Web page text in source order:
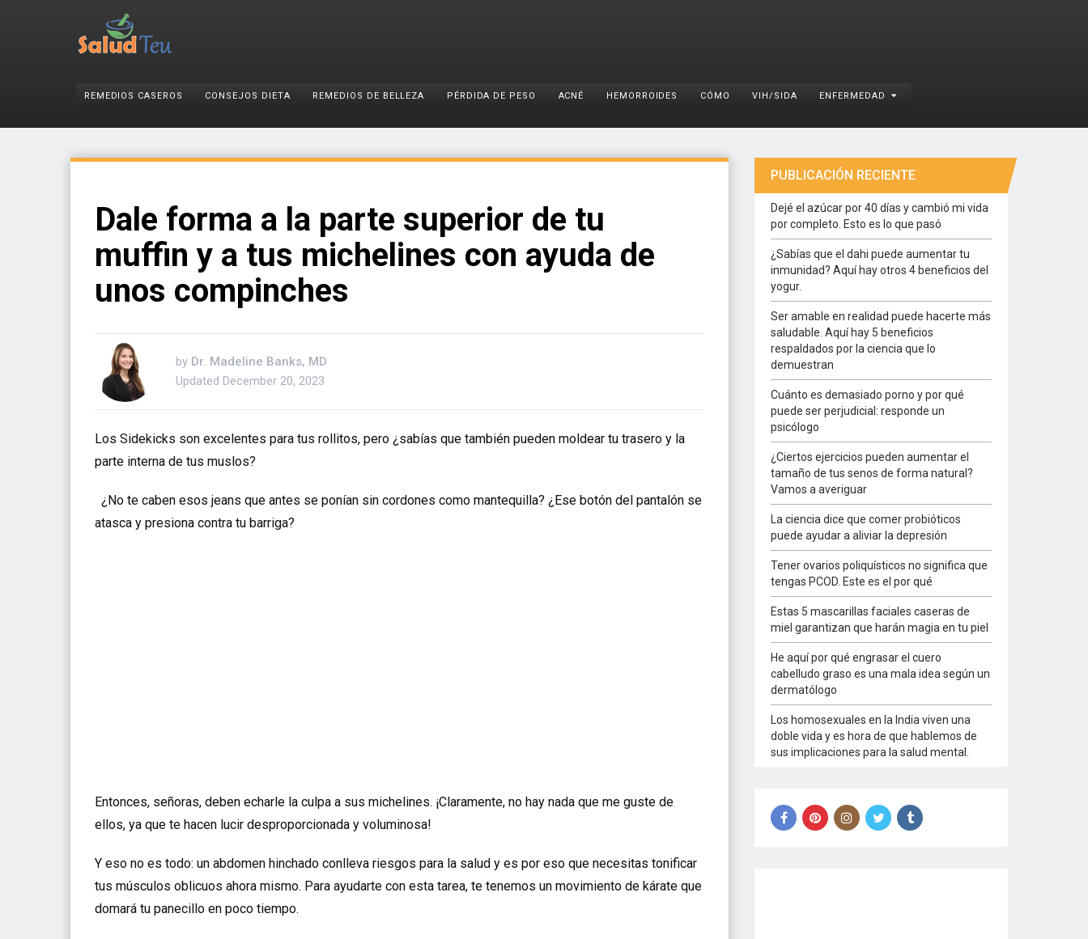
REMEDIOS CASEROS CONSEJOS DIETA REMEDIOS DE BELLEZA PÉRDIDA DE PESO ACNÉ HEMORROIDES CÓMO VIH/SIDA ENFERMEDAD
Dale forma a la parte superior de tu
muffin y a tus michelines con ayuda de
unos compinches
by Dr. Madeline Banks, MD
Updated December 20, 2023
Los Sidekicks son excelentes para tus rollitos, pero ¿sabías que también pueden moldear tu trasero y la
parte interna de tus muslos?
¿No te caben esos jeans que antes se ponían sin cordones como mantequilla? ¿Ese botón del pantalón se
atasca y presiona contra tu barriga?
Entonces, señoras, deben echarle la culpa a sus michelines. ¡Claramente, no hay nada que me guste de
ellos, ya que te hacen lucir desproporcionada y voluminosa!
Y eso no es todo: un abdomen hinchado conlleva riesgos para la salud y es por eso que necesitas tonificar
tus músculos oblicuos ahora mismo. Para ayudarte con esta tarea, te tenemos un movimiento de kárate que
domará tu panecillo en poco tiempo.
PUBLICACIÓN RECIENTE
Dejé el azúcar por 40 días y cambió mi vida
por completo. Esto es lo que pasó
¿Sabías que el dahi puede aumentar tu
inmunidad? Aquí hay otros 4 beneficios del
yogur.
Ser amable en realidad puede hacerte más
saludable. Aquí hay 5 beneficios
respaldados por la ciencia que lo
demuestran
Cuánto es demasiado porno y por qué
puede ser perjudicial: responde un
psicólogo
¿Ciertos ejercicios pueden aumentar el
tamaño de tus senos de forma natural?
Vamos a averiguar
La ciencia dice que comer probióticos
puede ayudar a aliviar la depresión
Tener ovarios poliquísticos no significa que
tengas PCOD. Este es el por qué
Estas 5 mascarillas faciales caseras de
miel garantizan que harán magia en tu piel
He aquí por qué engrasar el cuero
cabelludo graso es una mala idea según un
dermatólogo
Los homosexuales en la India viven una
doble vida y es hora de que hablemos de
sus implicaciones para la salud mental.